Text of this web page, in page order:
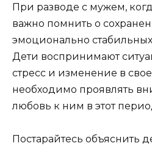
При разводе с мужем,
важно помнить о
эмоционально
Дети воспринимают
стресс и изменение в
необходимо проявлять
любовь к ним в этот
Постарайтесь объяснить